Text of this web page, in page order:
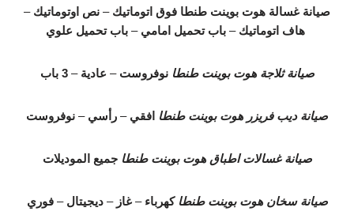
صيانة غسالة هوت بوينت طنطا فوق اتوماتيك – نص اوتوماتيك –
هاف اتوماتيك – باب تحميل امامي – باب تحميل علوي
صيانة ثلاجة هوت بوينت طنطا نوفروست – عادية –3 باب
صيانة ديب فريزر هوت بوينت طنطا افقي – رأسي – نوفروست
صيانة غسالات اطباق هوت بوينت طنطا جميع الموديلات
صيانة سخان هوت بوينت طنطا كهرباء –غاز –ديجيتال –فوري